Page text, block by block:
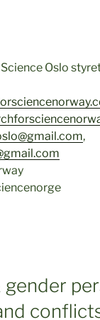
Oslo
,
gender